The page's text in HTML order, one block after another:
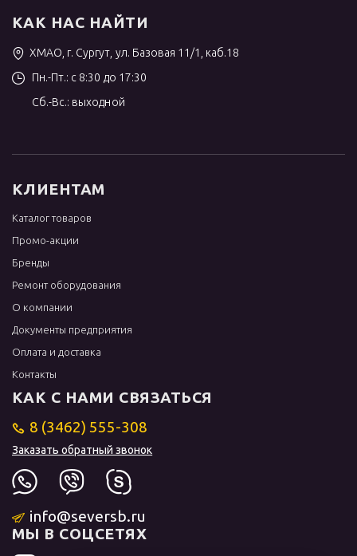
КАК НАС НАЙТИ
ХМАО, г. Сургут, ул. Базовая 11/1, каб.18
Пн.-Пт.: с 8:30 до 17:30
Сб.-Вс.: выходной
КЛИЕНТАМ
Каталог товаров
Промо-акции
Бренды
Ремонт оборудования
О компании
Документы предприятия
Оплата и доставка
Контакты
КАК С НАМИ СВЯЗАТЬСЯ
8 (3462) 555-308
Заказать обратный звонок
info@seversb.ru
МЫ В СОЦСЕТЯХ